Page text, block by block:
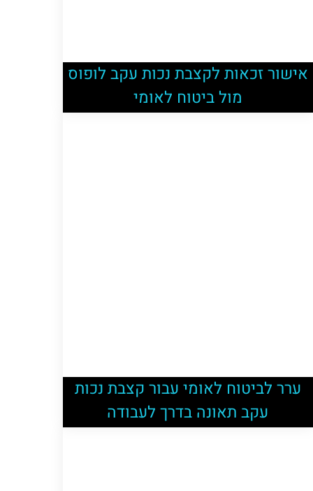
אישור זכאות לקצבת נכות עקב לופוס
מול ביטוח לאומי
ערר לביטוח לאומי עבור קצבת נכות
עקב תאונה בדרך לעבודה